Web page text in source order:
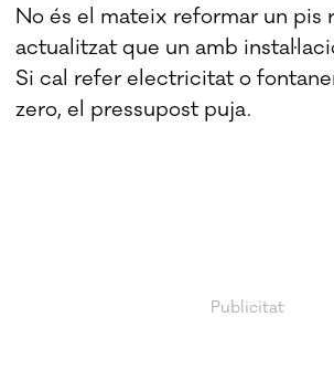
No és el mateix reformar un pis
actualitzat que un amb
Si cal refer electricitat o
zero, el pressupost puja.